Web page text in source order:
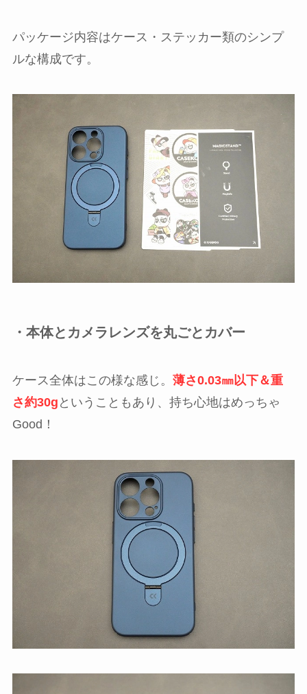
パッケージ内容はケース・ステッカー類のシンプ
ルな構成です。
・本体とカメラレンズを丸ごとカバー
ケース全体はこの様な感じ。 薄さ0.03㎜以下＆重
さ約30g ということもあり、持ち心地はめっちゃ
Good！